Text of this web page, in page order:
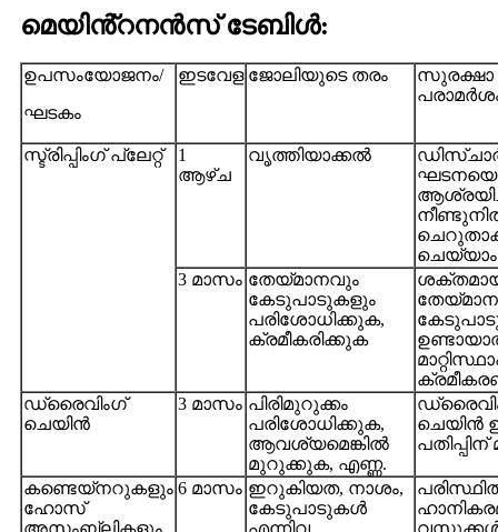
മെയിൻ്റനൻസ് ടേബിൾ:
ഉപസംയോജനം/
ഘടകം
ഇടവേള ജോലിയുടെ തരം
സുരക്ഷാ
സ്ട്രിപ്പിംഗ് പ്ലേറ്റ്
1
ആഴ്ച
വൃത്തിയാക്കൽ
ഘടനയെ
ചെയ്യാം
3 മാസം തേയ്മാനവും
കേടുപാടുകളും
പരിശോധിക്കുക,
ക്രമീകരിക്കുക
ഡ്രൈവിംഗ്
ചെയിൻ
3 മാസം പിരിമുറുക്കം
പരിശോധിക്കുക,
ആവശ്യമെങ്കിൽ
മുറുക്കുക, എണ്ണ.
ചെയിൻ
പതിപ്പിന്
കണ്ടെയ്നറുകളും
ഹോസ്
6 മാസം ഇറുകിയത, നാശം,
കേടുപാടുകൾ